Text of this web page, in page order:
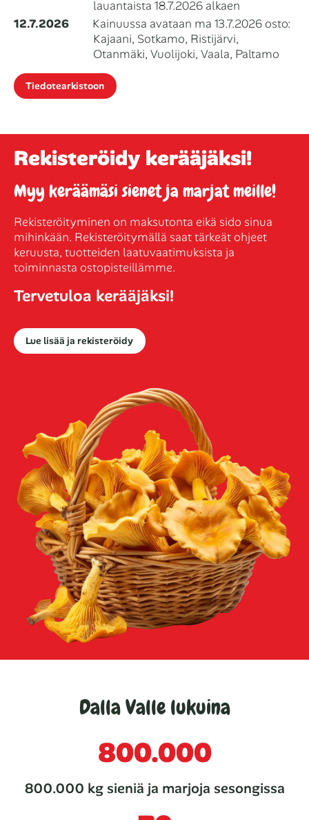
lauantaista 18.7.2026 alkaen
12.7.2026
Kainuussa avataan ma 13.7.2026 osto:
Kajaani, Sotkamo, Ristijärvi,
Otanmäki, Vuolijoki, Vaala, Paltamo
Tiedotearkistoon
Rekisteröidy kerääjäksi!
Myy keräämäsi sienet ja marjat meille!
Rekisteröityminen on maksutonta eikä sido sinua
mihinkään. Rekisteröitymällä saat tärkeät ohjeet
keruusta, tuotteiden laatuvaatimuksista ja
toiminnasta ostopisteillämme.
Tervetuloa kerääjäksi!
Lue lisää ja rekisteröidy
Dalla Valle lukuina
800.000
800.000 kg sieniä ja marjoja sesongissa